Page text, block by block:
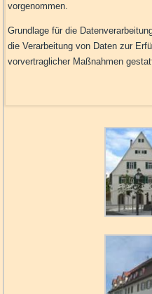
vorgenommen.
Grundlage für die
die Verarbeitung von Daten zur
vorvertraglicher Maßnahmen